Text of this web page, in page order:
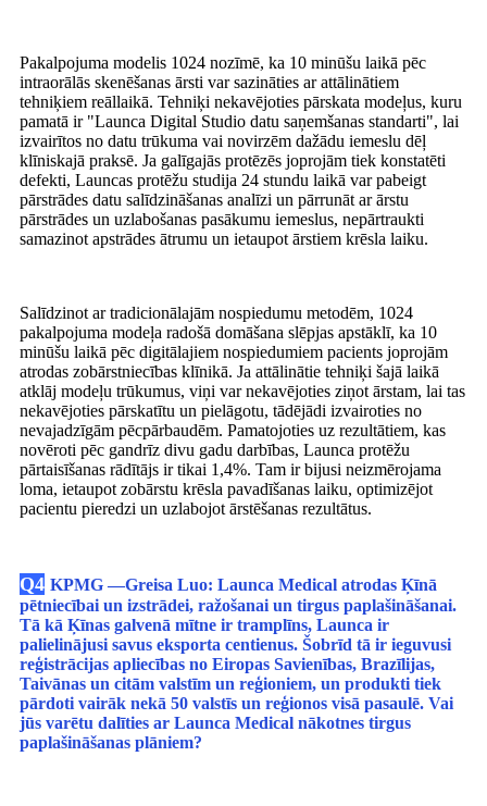
Pakalpojuma modelis 1024 nozīmē, ka 10 minūšu laikā pēc
intraorālās skenēšanas ārsti var sazināties ar attālinātiem
tehniķiem reāllaikā. Tehniķi nekavējoties pārskata modeļus, kuru
pamatā ir "Launca Digital Studio datu saņemšanas standarti", lai
izvairītos no datu trūkuma vai novirzēm dažādu iemeslu dēļ
klīniskajā praksē. Ja galīgajās protēzēs joprojām tiek konstatēti
defekti, Launcas protēžu studija 24 stundu laikā var pabeigt
pārstrādes datu salīdzināšanas analīzi un pārrunāt ar ārstu
pārstrādes un uzlabošanas pasākumu iemeslus, nepārtraukti
samazinot apstrādes ātrumu un ietaupot ārstiem krēsla laiku.
Salīdzinot ar tradicionālajām nospiedumu metodēm, 1024
pakalpojuma modeļa radošā domāšana slēpjas apstāklī, ka 10
minūšu laikā pēc digitālajiem nospiedumiem pacients joprojām
atrodas zobārstniecības klīnikā. Ja attālinātie tehniķi šajā laikā
atklāj modeļu trūkumus, viņi var nekavējoties ziņot ārstam, lai tas
nekavējoties pārskatītu un pielāgotu, tādējādi izvairoties no
nevajadzīgām pēcpārbaudēm. Pamatojoties uz rezultātiem, kas
novēroti pēc gandrīz divu gadu darbības, Launca protēžu
pārtaisīšanas rādītājs ir tikai 1,4%. Tam ir bijusi neizmērojama
loma, ietaupot zobārstu krēsla pavadīšanas laiku, optimizējot
pacientu pieredzi un uzlabojot ārstēšanas rezultātus.
Q4 KPMG —Greisa Luo: Launca Medical atrodas Ķīnā
pētniecībai un izstrādei, ražošanai un tirgus paplašināšanai.
Tā kā Ķīnas galvenā mītne ir tramplīns, Launca ir
palielinājusi savus eksporta centienus. Šobrīd tā ir ieguvusi
reģistrācijas apliecības no Eiropas Savienības, Brazīlijas,
Taivānas un citām valstīm un reģioniem, un produkti tiek
pārdoti vairāk nekā 50 valstīs un reģionos visā pasaulē. Vai
jūs varētu dalīties ar Launca Medical nākotnes tirgus
paplašināšanas plāniem?